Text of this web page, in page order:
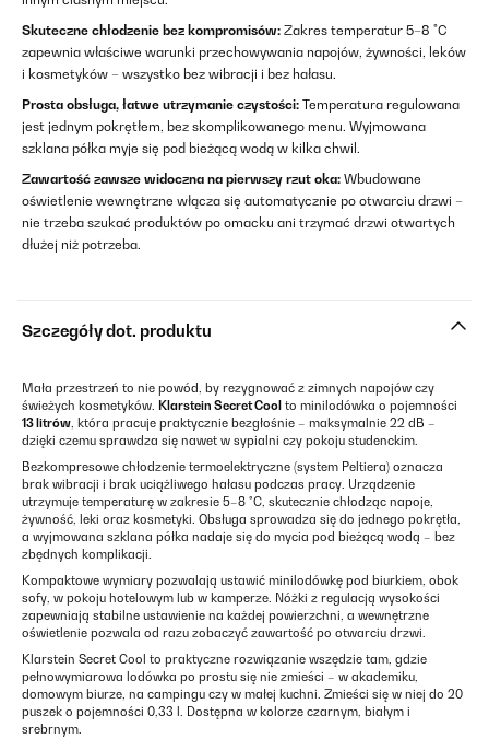
Skuteczne chłodzenie bez kompromisów: Zakres temperatur 5–8 °C
zapewnia właściwe warunki przechowywania napojów, żywności, leków
i kosmetyków – wszystko bez wibracji i bez hałasu.
Prosta obsługa, łatwe utrzymanie czystości: Temperatura regulowana
jest jednym pokrętłem, bez skomplikowanego menu. Wyjmowana
szklana półka myje się pod bieżącą wodą w kilka chwil.
Zawartość zawsze widoczna na pierwszy rzut oka: Wbudowane
oświetlenie wewnętrzne włącza się automatycznie po otwarciu drzwi –
nie trzeba szukać produktów po omacku ani trzymać drzwi otwartych
dłużej niż potrzeba.
Szczegóły dot. produktu
Mała przestrzeń to nie powód, by rezygnować z zimnych napojów czy
świeżych kosmetyków. Klarstein Secret Cool to minilodówka o pojemności
13 litrów, która pracuje praktycznie bezgłośnie – maksymalnie 22 dB –
dzięki czemu sprawdza się nawet w sypialni czy pokoju studenckim.
Bezkompresowe chłodzenie termoelektryczne (system Peltiera) oznacza
brak wibracji i brak uciążliwego hałasu podczas pracy. Urządzenie
utrzymuje temperaturę w zakresie 5–8 °C, skutecznie chłodząc napoje,
żywność, leki oraz kosmetyki. Obsługa sprowadza się do jednego pokrętła,
a wyjmowana szklana półka nadaje się do mycia pod bieżącą wodą – bez
zbędnych komplikacji.
Kompaktowe wymiary pozwalają ustawić minilodówkę pod biurkiem, obok
sofy, w pokoju hotelowym lub w kamperze. Nóżki z regulacją wysokości
zapewniają stabilne ustawienie na każdej powierzchni, a wewnętrzne
oświetlenie pozwala od razu zobaczyć zawartość po otwarciu drzwi.
Klarstein Secret Cool to praktyczne rozwiązanie wszędzie tam, gdzie
pełnowymiarowa lodówka po prostu się nie zmieści – w akademiku,
domowym biurze, na campingu czy w małej kuchni. Zmieści się w niej do 20
puszek o pojemności 0,33 l. Dostępna w kolorze czarnym, białym i
srebrnym.